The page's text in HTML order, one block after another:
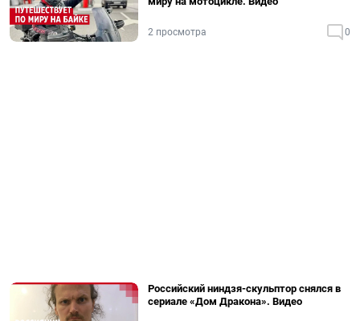
2 просмотра 0
Российский ниндзя-скульптор снялся в
сериале «Дом Дракона». Видео